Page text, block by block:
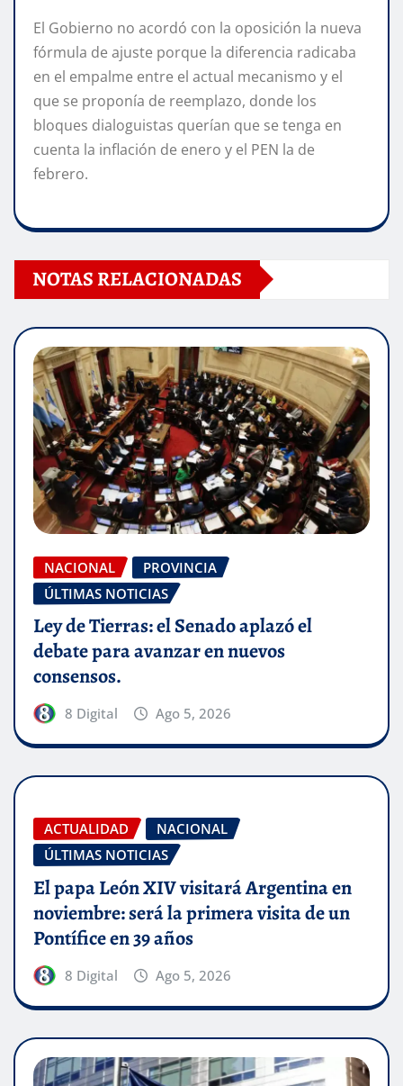
El Gobierno no acordó con la oposición la nueva
fórmula de ajuste porque la diferencia radicaba
en el empalme entre el actual mecanismo y el
que se proponía de reemplazo, donde los
bloques dialoguistas querían que se tenga en
cuenta la inflación de enero y el PEN la de
febrero.
NOTAS RELACIONADAS
NACIONAL
PROVINCIA
ÚLTIMAS NOTICIAS
Ley de Tierras: el Senado aplazó el
debate para avanzar en nuevos
consensos.
8 Digital Ago 5, 2026
ACTUALIDAD
NACIONAL
ÚLTIMAS NOTICIAS
El papa León XIV visitará Argentina en
noviembre: será la primera visita de un
Pontífice en 39 años
8 Digital Ago 5, 2026